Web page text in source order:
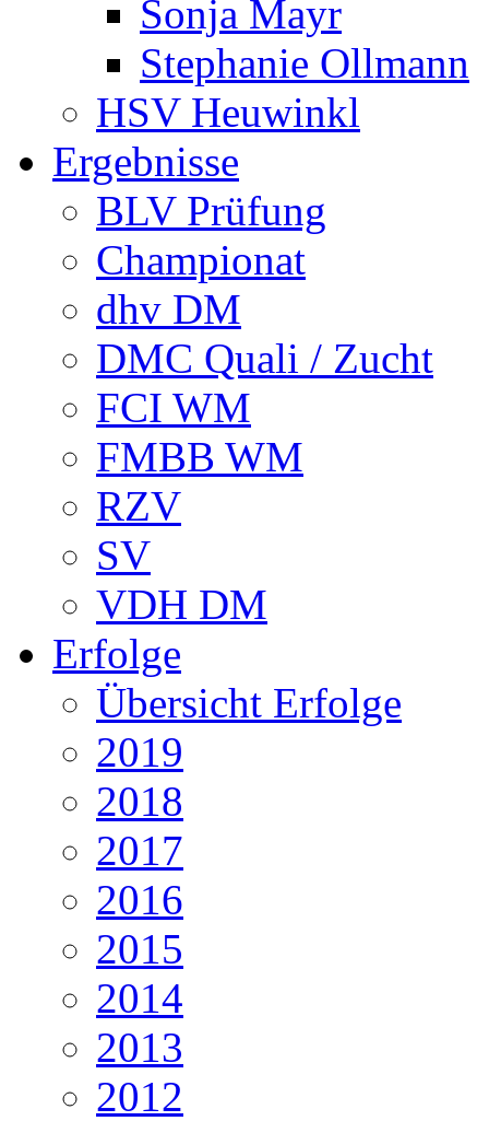
Sonja Mayr
Stephanie Ollmann
HSV Heuwinkl
Ergebnisse
BLV Prüfung
Championat
dhv DM
DMC Quali / Zucht
FCI WM
FMBB WM
RZV
SV
VDH DM
Erfolge
Übersicht Erfolge
2019
2018
2017
2016
2015
2014
2013
2012